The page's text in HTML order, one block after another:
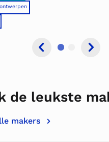
de leukste
makers